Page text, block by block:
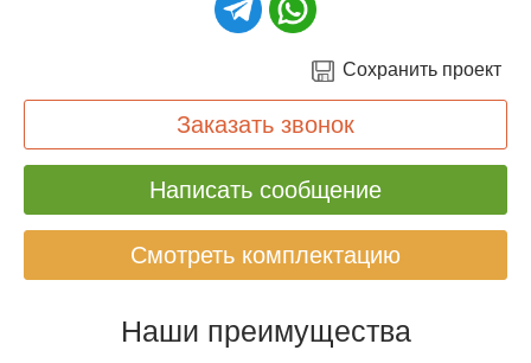
Сохранить проект
Заказать звонок
Написать сообщение
Смотреть комплектацию
Наши преимущества